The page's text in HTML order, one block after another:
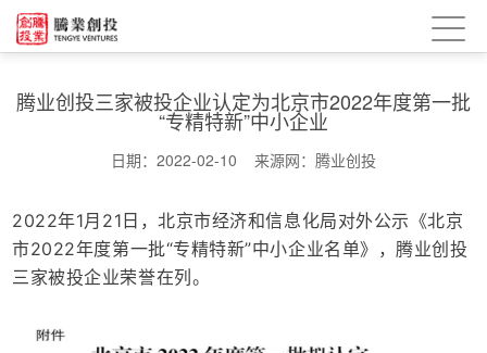
腾业创投三家被投企业认定为北京市2022年度第一批
“专精特新”中小企业
日期：2022-02-10 来源网：腾业创投
2022年1月21日，北京市经济和信息化局对外公示《北京
市2022年度第一批“专精特新”中小企业名单》，腾业创投
三家被投企业荣誉在列。